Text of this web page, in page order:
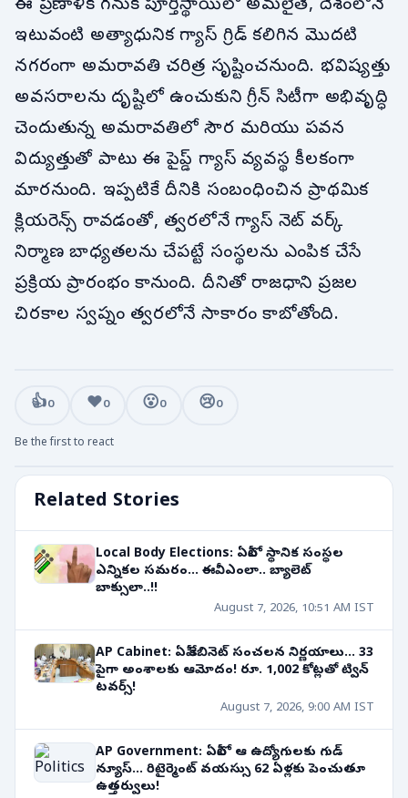
ఈ ప్రణాళిక గనుక పూర్తిస్థాయిలో అమలైతే, దేశంలోనే
ఇటువంటి అత్యాధునిక గ్యాస్ గ్రిడ్ కలిగిన మొదటి
నగరంగా అమరావతి చరిత్ర సృష్టించనుంది. భవిష్యత్తు
అవసరాలను దృష్టిలో ఉంచుకుని గ్రీన్ సిటీగా అభివృద్ధి
చెందుతున్న అమరావతిలో సౌర మరియు పవన
విద్యుత్తుతో పాటు ఈ పైప్డ్ గ్యాస్ వ్యవస్థ కీలకంగా
మారనుంది. ఇప్పటికే దీనికి సంబంధించిన ప్రాథమిక
క్లియరెన్స్ రావడంతో, త్వరలోనే గ్యాస్ నెట్ వర్క్
నిర్మాణ బాధ్యతలను చేపట్టే సంస్థలను ఎంపిక చేసే
ప్రక్రియ ప్రారంభం కానుంది. దీనితో రాజధాని ప్రజల
చిరకాల స్వప్నం త్వరలోనే సాకారం కాబోతోంది.
Related Stories
Local Body Elections: ఏపీలో స్థానిక సంస్థల
ఎన్నికల సమరం... ఈవీఎంలా.. బ్యాలెట్
బాక్సులా..!!
August 7, 2026, 10:51 AM IST
AP Cabinet: ఏపీ కేబినెట్ సంచలన నిర్ణయాలు... 33
పైగా అంశాలకు ఆమోదం! రూ. 1,002 కోట్లతో ట్విన్
టవర్స్!
August 7, 2026, 9:00 AM IST
AP Government: ఏపీలో ఆ ఉద్యోగులకు గుడ్
న్యూస్... రిటైర్మెంట్ వయస్సు 62 ఏళ్లకు పెంచుతూ
ఉత్తర్వులు!
👍0 ❤️0 😮0 😢0
Be the first to react